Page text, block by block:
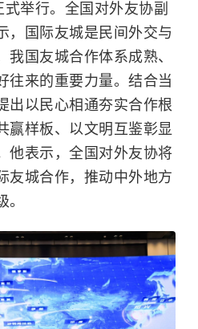
举行。全国对外友协副
，国际友城是民间外交与
国友城合作体系成熟、
往来的重要力量。结合当
出以民心相通夯实合作根
赢样板、以文明互鉴彰显
他表示，全国对外友协将
友城合作，推动中外地方